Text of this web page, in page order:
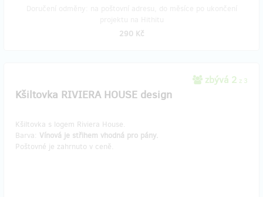
290 Kč
zbývá 2 z 3
Kšiltovka RIVIERA HOUSE design
Kšiltovka s logem Riviera House.
​Barva: Vínová je střihem vhodná pro pány.
Poštovné je zahrnuto v ceně.